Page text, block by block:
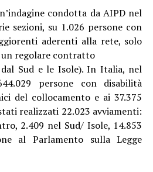
condotta da AIPD nel
sezioni, su 1.026 persone con
aderenti alla rete, solo
un regolare contratto
Sud e le Isole). In Italia, nel
persone con disabilità
del collocamento e ai 37.375
realizzati 22.023 avviamenti:
2.409 nel Sud/ Isole, 14.853
al Parlamento sulla Legge